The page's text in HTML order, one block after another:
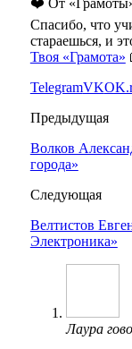
❤️ От
Спасибо, что
стараешься, и
Твоя «Грамота»
TelegramVK
Предыдущая
Волков
города»
Следующая
Велтистов
Электроника»
Лаура